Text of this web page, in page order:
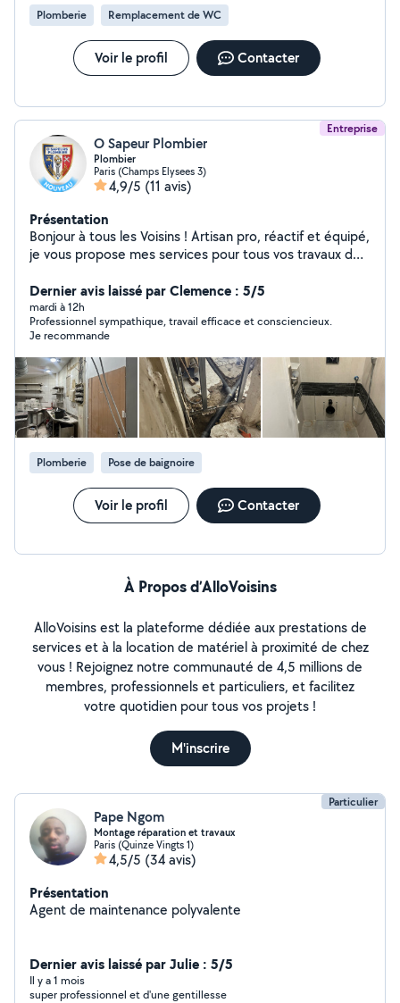
Plomberie Remplacement de WC
Voir le profil Contacter
Entreprise
O Sapeur Plombier
Plombier
Paris (Champs Elysees 3)
4,9/5 (11 avis)
Présentation
Bonjour à tous les Voisins ! Artisan pro, réactif et équipé,
je vous propose mes services pour tous vos travaux de
débouchage d'urgence. De l'évier bouché à la création
de réseaux extérieurs, je gère vos chantiers de A à Z
avec rigueur et transparence. Mes prestations :
Débouchage d'urgence (7j/7) : WC, éviers, lavabos,
regards et canalisations générales. Plomberie &
Sanitaire : Fuites, robinetterie, WC, ballons d'eau
chaude (cumulus, thermodynamique) et rénovation
complète de salle de bain. Chauffage : Installation,
déplacement et entretien de radiateurs ou réseaux.
Terrassement & VRD : Tranchées réseaux (eau, élec,
tout-à-l'égout), pose de regards, drains et gestion des
eaux pluviales. Pourquoi me choisir ? Réactivité :
Intervention rapide pour vos urgences. Équipé & Assuré
: Matériel pro et Garantie décennale à jour. Zéro
Dernier avis laissé par Clemence : 5/5
mardi à 12h
Professionnel sympathique, travail efficace et consciencieux.
Je recommande
Plomberie Pose de baignoire
Voir le profil Contacter
À Propos d’AlloVoisins
AlloVoisins est la plateforme dédiée aux prestations de
services et à la location de matériel à proximité de chez
vous ! Rejoignez notre communauté de 4,5 millions de
membres, professionnels et particuliers, et facilitez
votre quotidien pour tous vos projets !
M'inscrire
Particulier
Pape Ngom
Montage réparation et travaux
Paris (Quinze Vingts 1)
4,5/5 (34 avis)
Présentation
Agent de maintenance polyvalente
Dernier avis laissé par Julie : 5/5
Il y a 1 mois
super professionnel et d'une gentillesse